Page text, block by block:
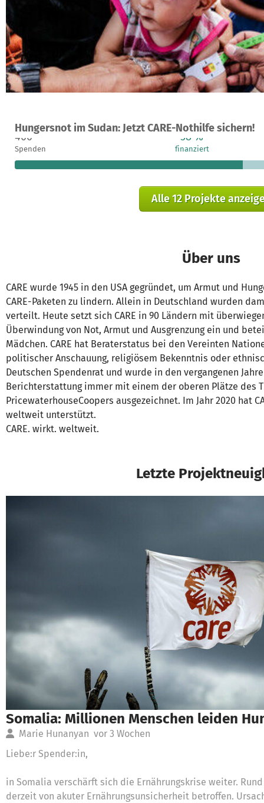
Hungersnot im Sudan: Jetzt CARE-Nothilfe sichern!
Ein Projekt in Nyala, Sudan
400
Spenden
58 %
finanziert
Alle 12 Projekte
Über uns
CARE wurde 1945 in den USA gegründet, um Armut und
CARE-Paketen zu lindern. Allein in Deutschland wurden
verteilt. Heute setzt sich CARE in 90 Ländern mit
Überwindung von Not, Armut und Ausgrenzung ein und
Mädchen. CARE hat Beraterstatus bei den Vereinten
politischer Anschauung, religiösem Bekenntnis oder
Deutschen Spendenrat und wurde in den vergangenen
Berichterstattung immer mit einem der oberen Plätze des
PricewaterhouseCoopers ausgezeichnet. Im Jahr 2020 hat
weltweit unterstützt.
CARE. wirkt. weltweit.
Letzte
Somalia: Millionen Menschen leiden
Marie Hunanyan vor 3 Wochen
Liebe:r Spender:in,
in Somalia verschärft sich die Ernährungskrise weiter.
derzeit von akuter Ernährungsunsicherheit betroffen.